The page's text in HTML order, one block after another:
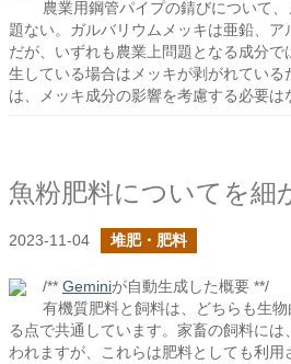
農業用鋼管パイプの錆びについて
題ない。ガルバリウムメッキは亜鉛、
だが、いずれも農業上問題となる成分
生している場合はメッキが剥がれている
は、メッキ成分の影響を考慮する必要は
魚粉肥料についてを細
2023-11-04 堆肥・肥料
/** Geminiが自動生成した概要 **/
有機質肥料と飼料は、どちらも生
る点で共通しています。家畜の飼料に
われますが、これらは肥料としても利